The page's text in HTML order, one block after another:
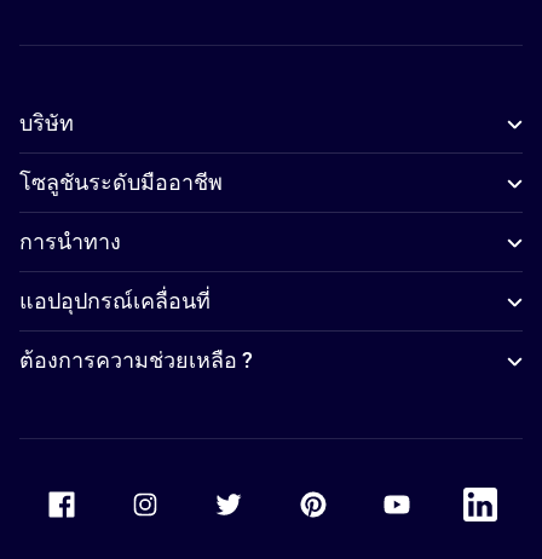
บริษัท
โซลูชันระดับมืออาชีพ
การนำทาง
แอปอุปกรณ์เคลื่อนที่
ต้องการความช่วยเหลือ ?
Accor Facebook Accor TwitterAccor PinterestAccor Youtube
Accor